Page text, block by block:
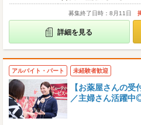
募集終了日時：8月11日
詳細を見る
アルバイト・パート 未経験者歓迎
【お薬屋さんの受
／主婦さん活躍中